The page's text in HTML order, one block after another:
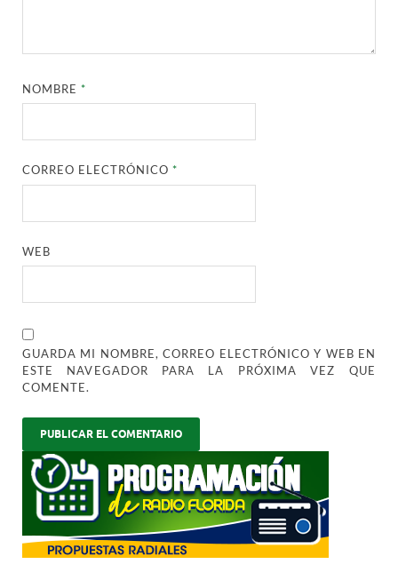
NOMBRE*
CORREO ELECTRÓNICO*
WEB
GUARDA MI NOMBRE, CORREO ELECTRÓNICO Y WEB EN
ESTE NAVEGADOR PARA LA PRÓXIMA VEZ QUE
COMENTE.